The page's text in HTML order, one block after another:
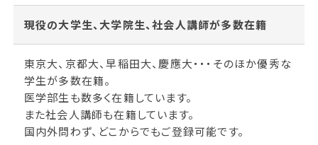
現役の大学生、大学院生、社会人講師が多数在籍
東京大、京都大、早稲田大、慶應大・・・そのほか優秀な
学生が多数在籍。
医学部生も数多く在籍しています。
また社会人講師も在籍しています。
国内外問わず、どこからでもご登録可能です。